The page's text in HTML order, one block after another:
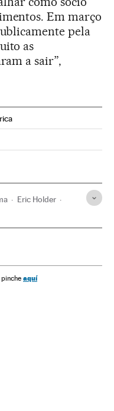
Em março
pela
as
a sair”,
Instagram
en Facebook
Eric Holder
aquí